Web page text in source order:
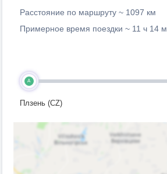
Расстояние по маршруту ~ 1097 км
Примерное время поездки ~ 11 ч 14 м
A
Плзень (CZ)